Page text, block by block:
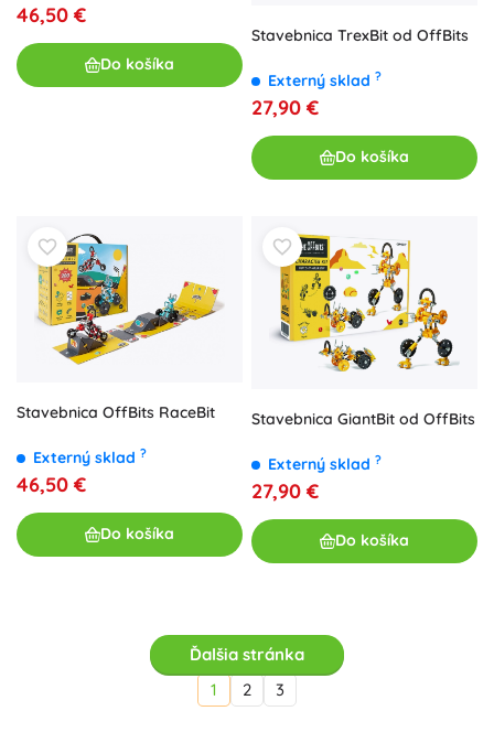
46,50 €
Do košíka
Stavebnica TrexBit od OffBits
Externý sklad ?
27,90 €
Do košíka
Stavebnica OffBits RaceBit
Externý sklad ?
46,50 €
Do košíka
Stavebnica GiantBit od OffBits
Externý sklad ?
27,90 €
Do košíka
Ďalšia stránka
1
2 3